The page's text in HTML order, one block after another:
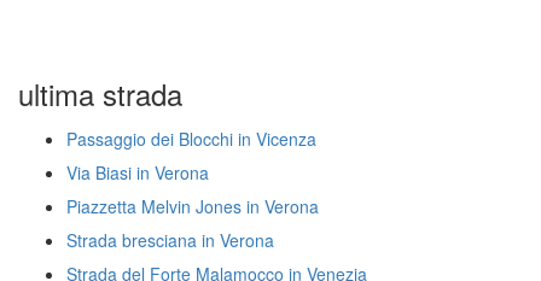
ultima strada
Passaggio dei Blocchi in Vicenza
Via Biasi in Verona
Piazzetta Melvin Jones in Verona
Strada bresciana in Verona
Strada del Forte Malamocco in Venezia